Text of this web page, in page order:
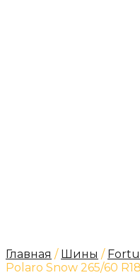
Главная / Шины /
Polaro Snow 265/60 R18